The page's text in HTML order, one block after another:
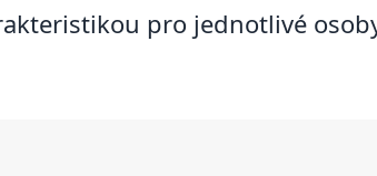
pro jednotlivé